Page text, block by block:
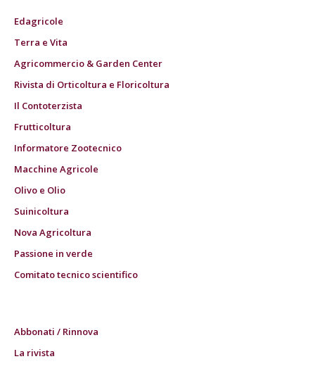
Edagricole
Terra e Vita
Agricommercio & Garden Center
Rivista di Orticoltura e Floricoltura
Il Contoterzista
Frutticoltura
Informatore Zootecnico
Macchine Agricole
Olivo e Olio
Suinicoltura
Nova Agricoltura
Passione in verde
Comitato tecnico scientifico
Abbonati / Rinnova
La rivista